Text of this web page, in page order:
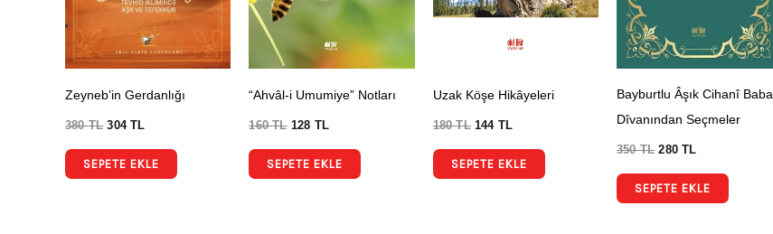
Zeyneb’in Gerdanlığı
380TL 304TL
SEPETE EKLE
“Ahvâl-i Umumiye” Notları
160TL 128 TL
SEPETE EKLE
Uzak Köşe Hikâyeleri
180TL 144 TL
SEPETE EKLE
Bayburtlu Âşık Cihanî Baba
Dîvanından Seçmeler
350TL 280TL
SEPETE EKLE